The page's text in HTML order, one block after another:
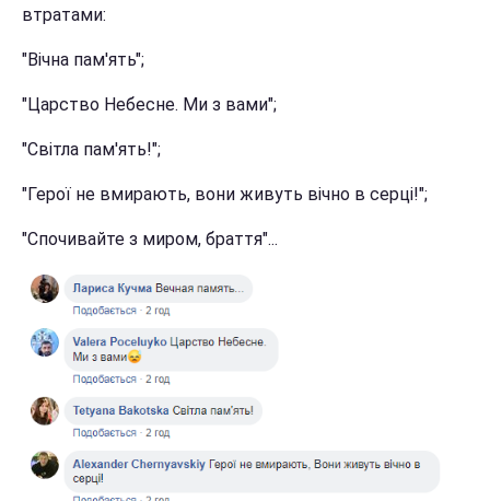
втратами:
"Вічна пам'ять";
"Царство Небесне. Ми з вами";
"Світла пам'ять!";
"Герої не вмирають, вони живуть вічно в серці!";
"Спочивайте з миром, браття"...